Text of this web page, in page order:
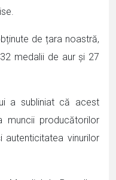
de țara noastră,
medalii de aur și 27
a subliniat că acest
producătorilor
vinurilor